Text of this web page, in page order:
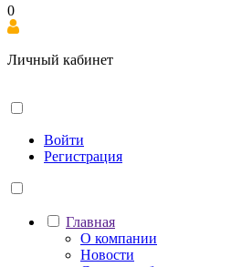
0
Личный кабинет
Войти
Регистрация
Главная
О компании
Новости